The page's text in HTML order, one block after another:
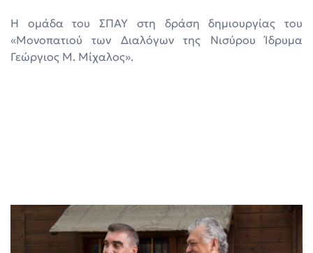
Η ομάδα του ΣΠΑΥ στη δράση δημιουργίας του
«Μονοπατιού των Διαλόγων της Νισύρου Ίδρυμα
Γεώργιος Μ. Μίχαλος».